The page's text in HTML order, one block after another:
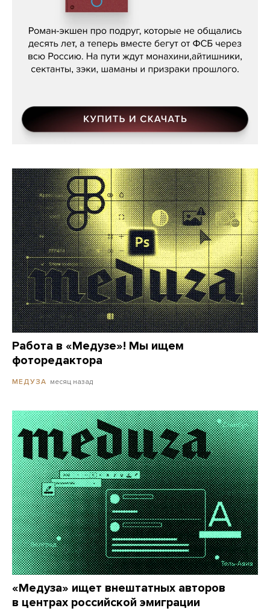
Кира Ярмыш, «Тут недалеко»
Работа в «Медузе»! Мы ищем
фоторедактора
МЕДУЗА месяц назад
«Медуза» ищет внештатных авторов
в центрах российской эмиграции